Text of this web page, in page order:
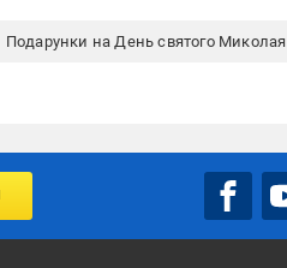
Подарунки на День святого Миколая